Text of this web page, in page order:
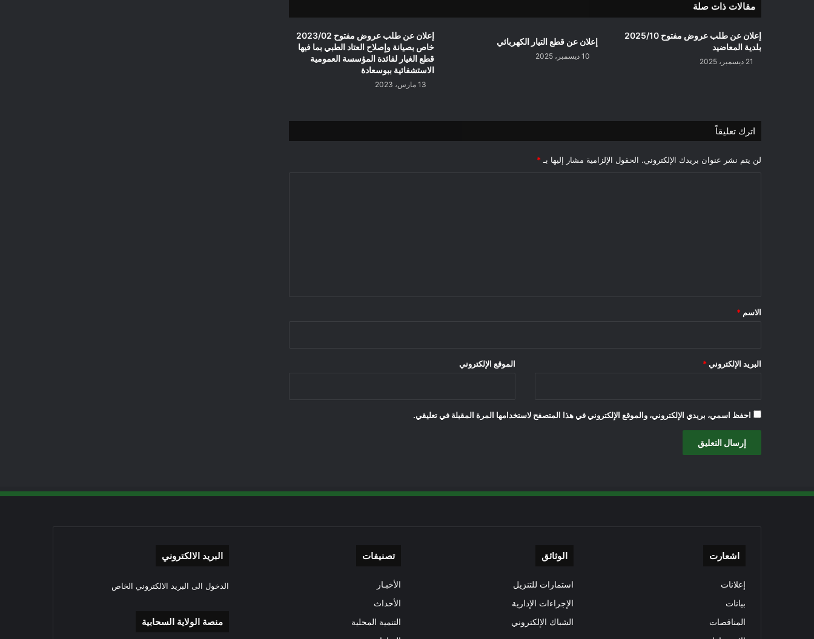
مقالات ذات صلة
إعلان عن طلب عروض مفتوح 2025/10
بلدية المعاضيد
21 ديسمبر، 2025
إعلان عن قطع التيار الكهربائي
10 ديسمبر، 2025
إعلان عن طلب عروض مفتوح 2023/02
خاص بصيانة وإصلاح العتاد الطبي بما فيها
قطع الغيار لفائدة المؤسسة العمومية
الاستشفائية ببوسعادة
13 مارس، 2023
اترك تعليقاً
لن يتم نشر عنوان بريدك الإلكتروني. الحقول الإلزامية مشار إليها بـ *
*
الاسم *
البريد الإلكتروني * الموقع الإلكتروني
احفظ اسمي، بريدي الإلكتروني، والموقع الإلكتروني في هذا المتصفح لاستخدامها المرة المقبلة في تعليقي.
اشعارت
إعلانات
بيانات
المناقصات
الوثائق
استمارات للتنزيل
الإجراءات الإدارية
الشباك الإلكتروني
تصنيفات
الأخبـار
الأحداث
التنمية المحلية
البريد الالكتروني
الدخول الى البريد الالكتروني الخاص
منصة الولاية السحابية